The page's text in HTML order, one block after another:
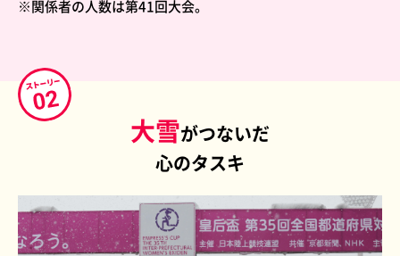
※関係者の人数は第41回大会。
大雪がつないだ
心のタスキ